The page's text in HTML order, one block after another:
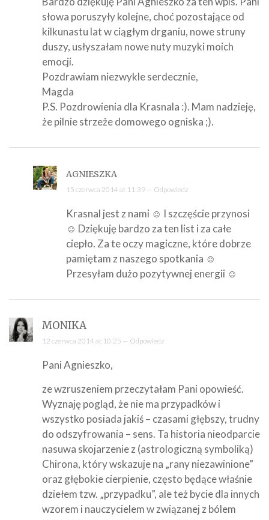
słowa poruszyły kolejne, choć pozostające od
kilkunastu lat w ciągłym drganiu, nowe struny
duszy, usłyszałam nowe nuty muzyki moich
emocji.
Pozdrawiam niezwykle serdecznie,
Magda
P.S. Pozdrowienia dla Krasnala :). Mam nadzieję,
że pilnie strzeże domowego ogniska ;).
AGNIESZKA
15 czerwca 2014 at 11:39 — Odpowiedz
Krasnal jest z nami ☺ I szczęście przynosi
☺ Dziękuję bardzo za ten list i za całe
ciepło. Za te oczy magiczne, które dobrze
pamiętam z naszego spotkania ☺
Przesyłam dużo pozytywnej energii ☺
MONIKA
12 czerwca 2014 at 10:25 — Odpowiedz
Pani Agnieszko,
ze wzruszeniem przeczytałam Pani opowieść.
Wyznaję pogląd, że nie ma przypadków i
wszystko posiada jakiś – czasami głębszy, trudny
do odszyfrowania – sens. Ta historia nieodparcie
nasuwa skojarzenie z (astrologiczną symboliką)
Chirona, który wskazuje na „rany niezawinione”
oraz głębokie cierpienie, często będące właśnie
dziełem tzw. „przypadku”, ale też bycie dla innych
wzorem i nauczycielem w związanej z bólem